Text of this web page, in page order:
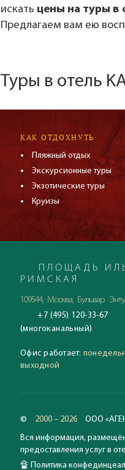
искать цены на туры в
Предлагаем вам ею
Туры в отель
КАК ОТДОХНУТЬ
Пляжный отдых
Экскурсионные туры
Экзотические туры
Круизы
ПЛОЩАДЬ
РИМСКАЯ
109544, Москва, Бульвар
+7 (495) 120-33-67
(многоканальный)
Офис работает:
выходной
© 2000 – 2026
ООО
Вся информация,
предоставления услуг в
🔏 Политика